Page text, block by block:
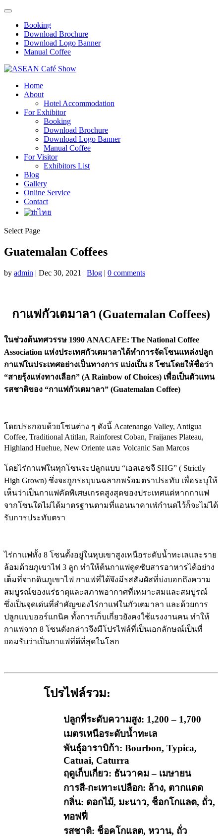
Booking
Download Brochure
Download Logo Banner
Manual Coffee
Home
About
Hotel Accommodation
For Exhibitor
Booking
Download Brochure
Download Logo Banner
Manual Coffee
For Visitor
Exhibitors List
Blog
Gallery
Online Service
Contact
ไทย
Select Page
Guatemalan Coffees
by admin | Dec 30, 2021 | Blog | 0 comments
กาแฟกัวเตมาลา (Guatemalan Coffees)
ในช่วงต้นทศวรรษ 1990 ANACAFE: The National Coffee
Association แห่งประเทศกัวเตมาลาได้ทำการจัดโซนแหล่งปลูก
กาแฟในประเทศอย่างเป็นทางการ แบ่งเป็น 8 โซนโดยให้ชื่อว่า
“สายรุ้งแห่งทางเลือก” (A Rainbow of Choices) เพื่อเป็นตัวแทน
รสชาติของ “กาแฟกัวเตมาลา” (Guatemalan Coffee)
โดยประกอบด้วยโซนต่าง ๆ ดังนี้ Acatenango Valley, Antigua
Coffee, Traditional Atitlan, Rainforest Coban, Fraijanes Plateau,
Highland Huehue, New Oriente และ Volcanic San Marcos
โดยไร่กาแฟในทุกโซนจะปลูกแบบ “เอสเอชจี SHG” ( Strictly
High Grown) ซึ่งจะถูกระบุบนฉลากพร้อมตราประทับ เพื่อระบุให้
เห็นว่าเป็นกาแฟคัดพิเศษเกรดสูงสุดของประเทศแต่หากกาแฟ
จากโซนใดไม่ได้มาตรฐานตามที่แอนนาคาเฟ่กำนดไว้ก็จะไม่ได้
รับการประทับตรา
ไร่กาแฟทั้ง 8 โซนตั้งอยู่ในหุบเขาสูงเหนือระดับน้ำทะเลและราย
ล้อมด้วยภูเขาไฟ 3 ลูก ทำให้ต้นกาแฟดูดซับสารอาหารได้อย่าง
เต็มที่จากดินภูเขาไฟ กาแฟที่ได้จึงมีรสสัมผัสที่บ่งบอกถึงความ
สมบูรณ์ของแร่ธาตุและสภาพอากาศที่เหมาะสมและสมบูรณ์
ซึ่งเป็นจุดเด่นที่สำคัญของไร่กาแฟในกัวเตมาลา และด้วยการ
ปลูกแบบออร์แกนิค ทั้งการเก็บเกี่ยวยังคงใช้แรงงานคน ทำให้
กาแฟจาก 8 โซนดังกล่าวจึงมีโปรไฟล์ที่เป็นเอกลักษณ์เป็นที่
ยอมรับว่าเป็นกาแฟที่ดีที่สุดในโลก
โปรไฟล์รวม:
ปลูกที่ระดับความสูง: 1,200 – 1,700
เมตรเหนือระดับน้ำทะเล
พันธุ์อาราบิก้า: Bourbon, Typica,
Catuai, Caturra
ฤดูเก็บเกี่ยว: ธันวาคม – เมษายน
การสี-กะเทาะเปลือก: ล้าง, ตากแดด
กลิ่น: ดอกไม้, มะนาว, ช็อกโกแลต, ถั่ว,
ทอฟฟี่
รสชาติ: ช็อคโกแลต, หวาน, ถั่ว